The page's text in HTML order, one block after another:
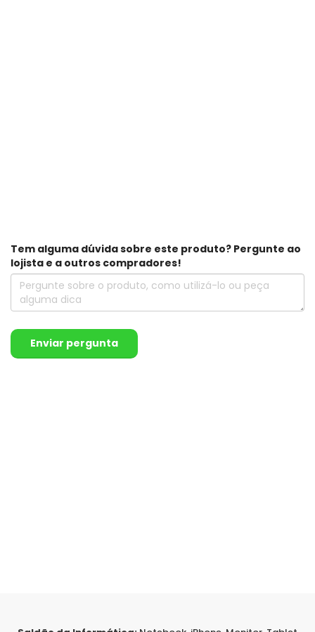
Tem alguma dúvida sobre este produto? Pergunte ao
lojista e a outros compradores!
Enviar pergunta